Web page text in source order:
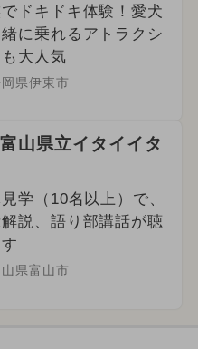
ドキドキ体験！愛犬
緒に乗れるアトラクシ
も大人気
県伊東市
山県立イタイイタ
学（10名以上）で、
説、語り部講話が聴
県富山市